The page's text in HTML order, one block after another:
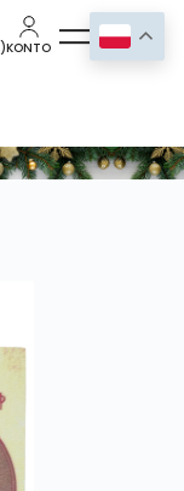
)KONTO